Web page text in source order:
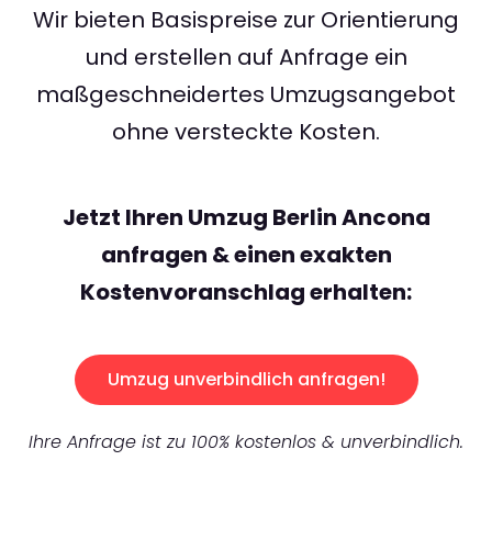
Wir bieten Basispreise zur Orientierung
und erstellen auf Anfrage ein
maßgeschneidertes Umzugsangebot
ohne versteckte Kosten.
Jetzt Ihren Umzug Berlin Ancona
anfragen & einen exakten
Kostenvoranschlag erhalten:
Umzug unverbindlich anfragen!
Ihre Anfrage ist zu 100% kostenlos & unverbindlich.